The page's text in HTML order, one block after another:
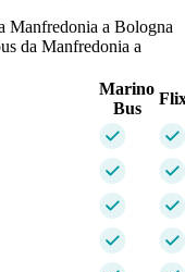
Manfredonia a Bologna
da Manfredonia a
Marino
Bus